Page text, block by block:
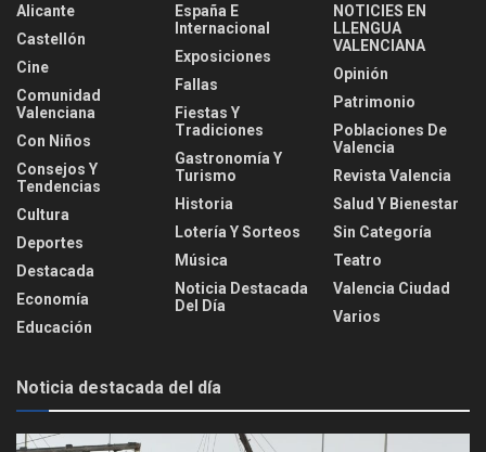
Alicante
Castellón
Cine
Comunidad
Valenciana
Con Niños
Consejos Y
Tendencias
Cultura
Deportes
Destacada
Economía
Educación
España E
Internacional
Exposiciones
Fallas
Fiestas Y
Tradiciones
Gastronomía Y
Turismo
Historia
Lotería Y Sorteos
Música
Noticia Destacada
Del Día
NOTICIES EN
LLENGUA
VALENCIANA
Opinión
Patrimonio
Poblaciones De
Valencia
Revista Valencia
Salud Y Bienestar
Sin Categoría
Teatro
Valencia Ciudad
Varios
Noticia destacada del día